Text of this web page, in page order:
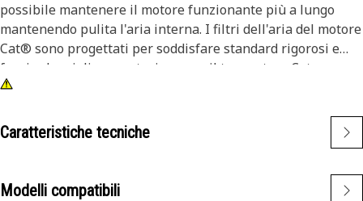
possibile mantenere il motore funzionante più a lungo
mantenendo pulita l'aria interna. I filtri dell'aria del motore
Cat® sono progettati per soddisfare standard rigorosi e
fornire la migliore protezione per il tuo motore Cat.
Caratteristiche tecniche
Modelli compatibili